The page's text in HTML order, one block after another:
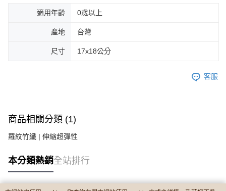
適用年齡 0歲以上
產地 台灣
尺寸 17x18公分
客服
商品相關分類 (1)
羅紋竹纖 | 伸縮超彈性
本分類熱銷全站排行